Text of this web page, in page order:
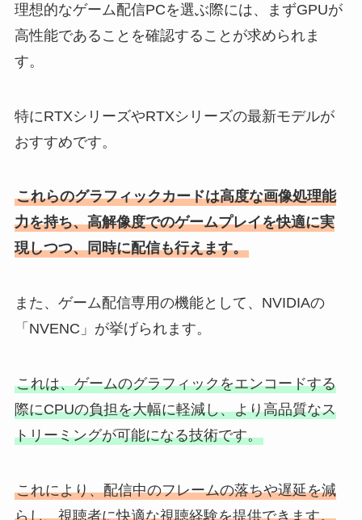
理想的なゲーム配信PCを選ぶ際には、まずGPUが
高性能であることを確認することが求められま
す。
特にRTXシリーズやRTXシリーズの最新モデルが
おすすめです。
これらのグラフィックカードは高度な画像処理能
力を持ち、高解像度でのゲームプレイを快適に実
現しつつ、同時に配信も行えます。
また、ゲーム配信専用の機能として、NVIDIAの
「NVENC」が挙げられます。
これは、ゲームのグラフィックをエンコードする
際にCPUの負担を大幅に軽減し、より高品質なス
トリーミングが可能になる技術です。
これにより、配信中のフレームの落ちや遅延を減
らし、視聴者に快適な視聴経験を提供できます。